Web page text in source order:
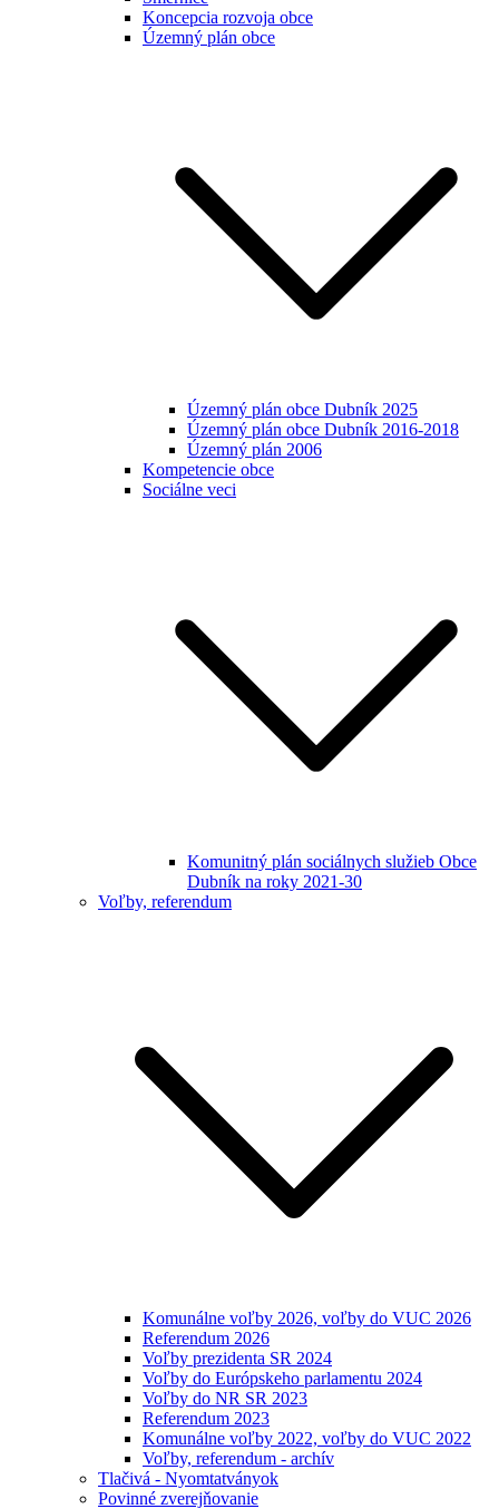
Koncepcia rozvoja obce
Územný plán obce
Územný plán obce Dubník 2025
Územný plán obce Dubník 2016-2018
Územný plán 2006
Kompetencie obce
Sociálne veci
Komunitný plán sociálnych služieb Obce
Dubník na roky 2021-30
Voľby, referendum
Komunálne voľby 2026, voľby do VUC 2026
Referendum 2026
Voľby prezidenta SR 2024
Voľby do Európskeho parlamentu 2024
Voľby do NR SR 2023
Referendum 2023
Komunálne voľby 2022, voľby do VUC 2022
Voľby, referendum - archív
Tlačivá - Nyomtatványok
Povinné zverejňovanie